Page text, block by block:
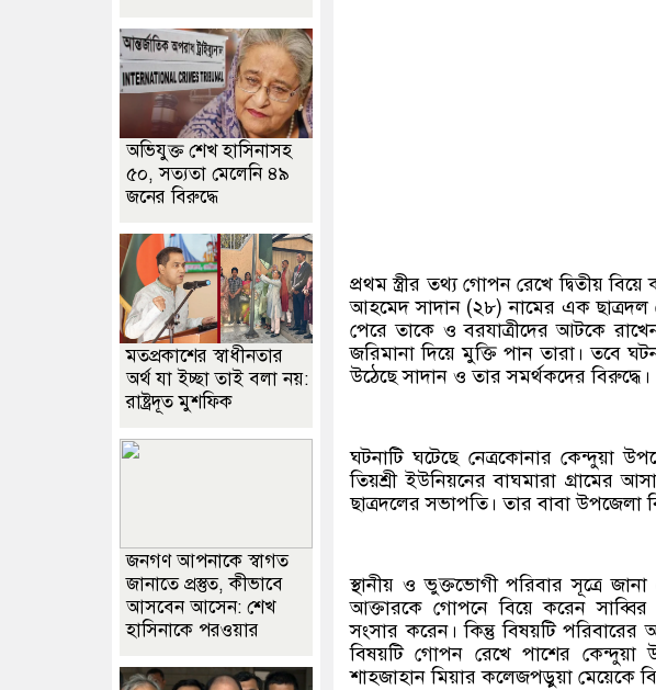
প্রথম স্ত্রীর তথ্য গোপন রেখে দ্বিতীয়
আহমেদ সাদান (২৮) নামের এক ছাত্রদল
পেরে তাকে ও বরযাত্রীদের আটকে
জরিমানা দিয়ে মুক্তি পান তারা। তবে
উঠেছে সাদান ও তার সমর্থকদের বিরুদ্ধে।
ঘটনাটি ঘটেছে নেত্রকোনার কেন্দুয়া
তিয়শ্রী ইউনিয়নের বাঘমারা গ্রামের
ছাত্রদলের সভাপতি। তার বাবা উপজেলা
স্থানীয় ও ভুক্তভোগী পরিবার সূত্রে
আক্তারকে গোপনে বিয়ে করেন
সংসার করেন। কিন্তু বিষয়টি পরিবারের
বিষয়টি গোপন রেখে পাশের
শাহজাহান মিয়ার কলেজপড়ুয়া মেয়েকে
অভিযুক্ত শেখ হাসিনাসহ
৫০, সত্যতা মেলেনি ৪৯
জনের বিরুদ্ধে
মতপ্রকাশের স্বাধীনতার
অর্থ যা ইচ্ছা তাই বলা নয়:
রাষ্ট্রদূত মুশফিক
জনগণ আপনাকে স্বাগত
জানাতে প্রস্তুত, কীভাবে
আসবেন আসেন: শেখ
হাসিনাকে পরওয়ার